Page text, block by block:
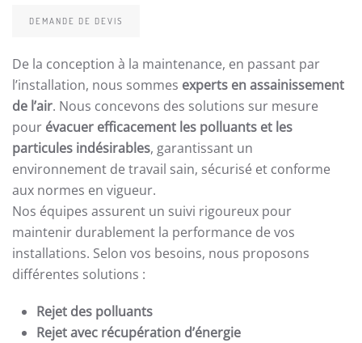
DEMANDE DE DEVIS
De la conception à la maintenance, en passant par
l’installation, nous sommes experts en assainissement
de l’air. Nous concevons des solutions sur mesure
pour évacuer efficacement les polluants et les
particules indésirables, garantissant un
environnement de travail sain, sécurisé et conforme
aux normes en vigueur.
Nos équipes assurent un suivi rigoureux pour
maintenir durablement la performance de vos
installations. Selon vos besoins, nous proposons
différentes solutions :
Rejet des polluants
Rejet avec récupération d’énergie